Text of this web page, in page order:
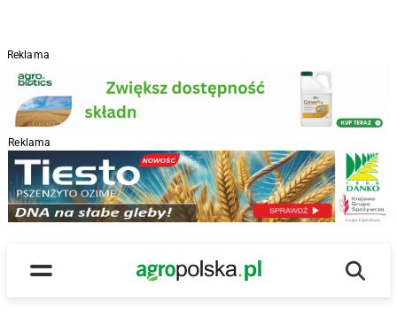
Reklama
Reklama
Menu
Main Logo